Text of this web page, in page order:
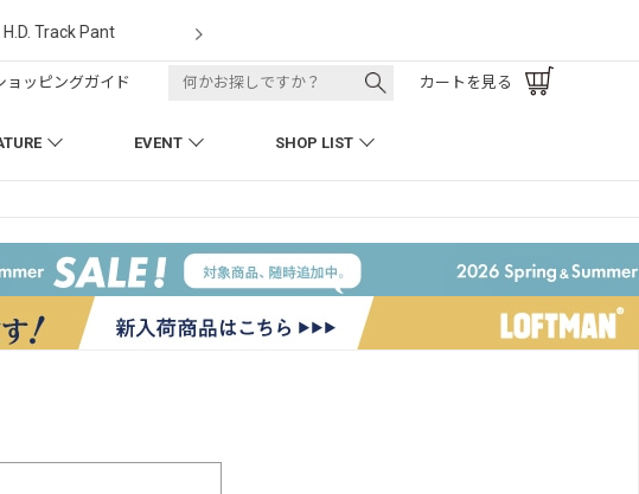
EVENT SHOP LIST
ョッピングガイド カートを見る